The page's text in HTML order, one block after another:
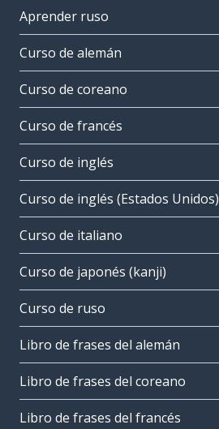
Aprender ruso
Curso de alemán
Curso de coreano
Curso de francés
Curso de inglés
Curso de inglés (Estados Unidos)
Curso de italiano
Curso de japonés (kanji)
Curso de ruso
Libro de frases del alemán
Libro de frases del coreano
Libro de frases del francés